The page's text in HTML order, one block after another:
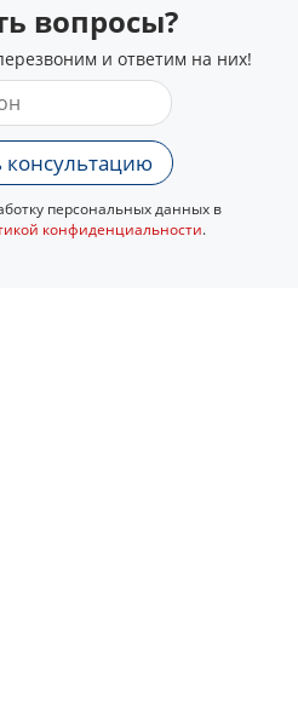
вопросы?
и ответим на них!
консультацию
персональных данных в
конфиденциальности.